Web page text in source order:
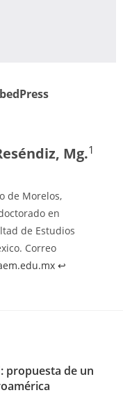
Mg.1
de Morelos,
en
de Estudios
Correo
↩︎
propuesta de un